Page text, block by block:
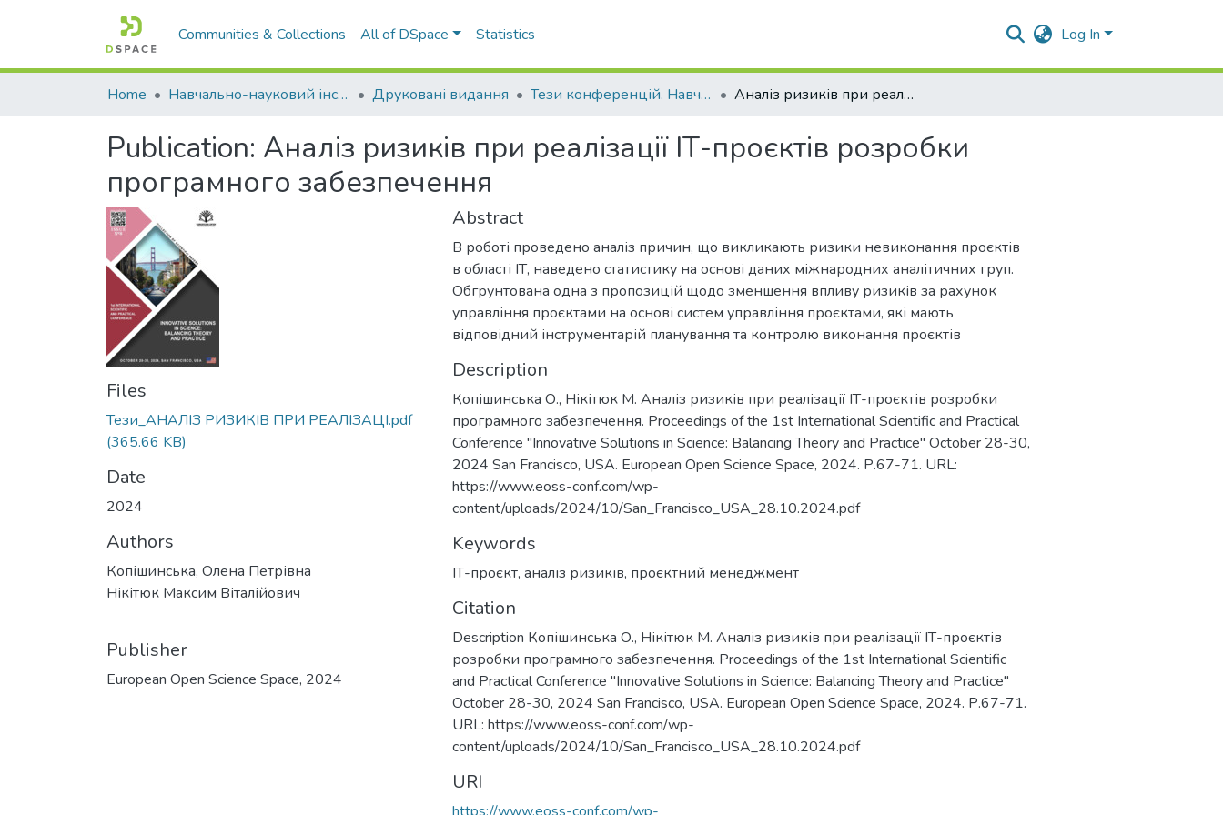
Communities & Collections All of DSpace Statistics Log In
Home Навчально-науковий інститут економіки, управління, права та інформаційних технологій Друковані видання Тези конференцій. Навчально-науковий інститут економіки, управління, права та інформаційних технологій Аналіз ризиків при реалізації ІТ-проєктів розробки програмного забезпечення
Publication: Аналіз ризиків при реалізації ІТ-проєктів розробки
програмного забезпечення
Files
Тези_АНАЛІЗ РИЗИКІВ ПРИ РЕАЛІЗАЦІ.pdf
(365.66 KB)
Date
2024
Authors
Копішинська, Олена Петрівна
Нікітюк Максим Віталійович
Publisher
European Open Science Space, 2024
Abstract
В роботі проведено аналіз причин, що викликають ризики невиконання проєктів
в області ІТ, наведено статистику на основі даних міжнародних аналітичних груп.
Обгрунтована одна з пропозицій щодо зменшення впливу ризиків за рахунок
управління проєктами на основі систем управління проєктами, які мають
відповідний інструментарій планування та контролю виконання проєктів
Description
Копішинська О., Нікітюк М. Аналіз ризиків при реалізації ІТ-проєктів розробки
програмного забезпечення. Proceedings of the 1st International Scientific and Practical
Conference "Innovative Solutions in Science: Balancing Theory and Practice" October 28-30,
2024 San Francisco, USA. European Open Science Space, 2024. Р.67-71. URL:
https://www.eoss-conf.com/wp-
content/uploads/2024/10/San_Francisco_USA_28.10.2024.pdf
Keywords
ІТ-проєкт, аналіз ризиків, проєктний менеджмент
Citation
Description Копішинська О., Нікітюк М. Аналіз ризиків при реалізації ІТ-проєктів
розробки програмного забезпечення. Proceedings of the 1st International Scientific
and Practical Conference "Innovative Solutions in Science: Balancing Theory and Practice"
October 28-30, 2024 San Francisco, USA. European Open Science Space, 2024. Р.67-71.
URL: https://www.eoss-conf.com/wp-
content/uploads/2024/10/San_Francisco_USA_28.10.2024.pdf
URI